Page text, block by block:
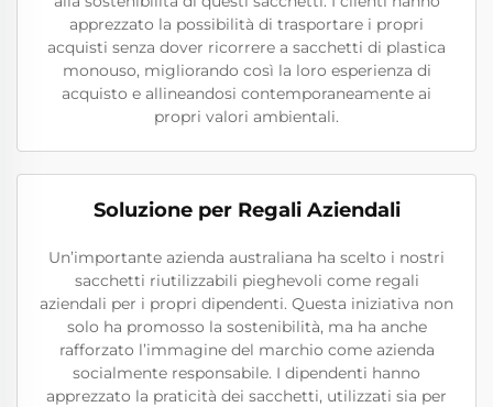
apprezzato la possibilità di trasportare i propri
acquisti senza dover ricorrere a sacchetti di plastica
monouso, migliorando così la loro esperienza di
acquisto e allineandosi contemporaneamente ai
propri valori ambientali.
Soluzione per Regali Aziendali
Un’importante azienda australiana ha scelto i nostri
sacchetti riutilizzabili pieghevoli come regali
aziendali per i propri dipendenti. Questa iniziativa non
solo ha promosso la sostenibilità, ma ha anche
rafforzato l’immagine del marchio come azienda
socialmente responsabile. I dipendenti hanno
apprezzato la praticità dei sacchetti, utilizzati sia per